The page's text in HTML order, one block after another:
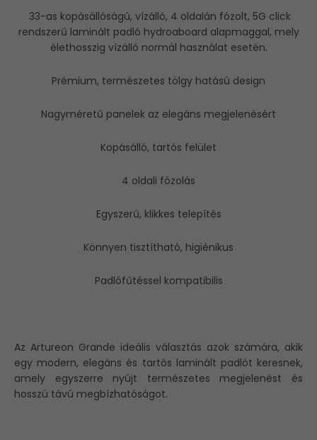
33-as kopásállóságú, vízálló, 4 oldalán fózolt, 5G click
rendszerű laminált padló hydroaboard alapmaggal, mely
élethosszig vízálló normál használat esetén.
Prémium, természetes tölgy hatású design
Nagyméretű panelek az elegáns megjelenésért
Kopásálló, tartós felület
4 oldali fózolás
Egyszerű, klikkes telepítés
Könnyen tisztítható, higiénikus
Padlófűtéssel kompatibilis
Az Artureon Grande ideális választás azok számára, akik
egy modern, elegáns és tartós laminált padlót keresnek,
amely egyszerre nyújt természetes megjelenést és
hosszú távú megbízhatóságot.